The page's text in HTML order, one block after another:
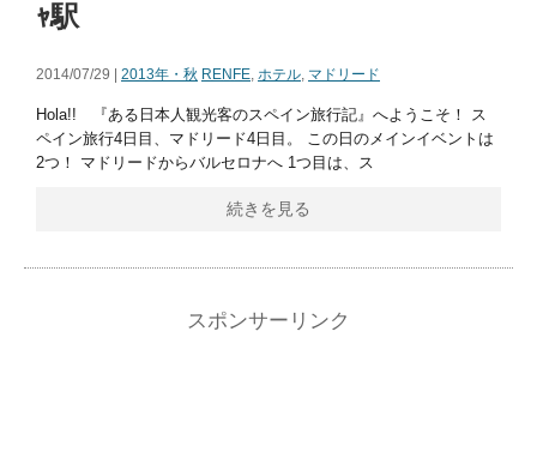
ｬ駅
2014/07/29 | 2013年・秋 RENFE, ホテル, マドリード
Hola!! 『ある日本人観光客のスペイン旅行記』へようこそ！ ス
ペイン旅行4日目、マドリード4日目。 この日のメインイベントは
2つ！ マドリードからバルセロナへ 1つ目は、ス
続きを見る
スポンサーリンク